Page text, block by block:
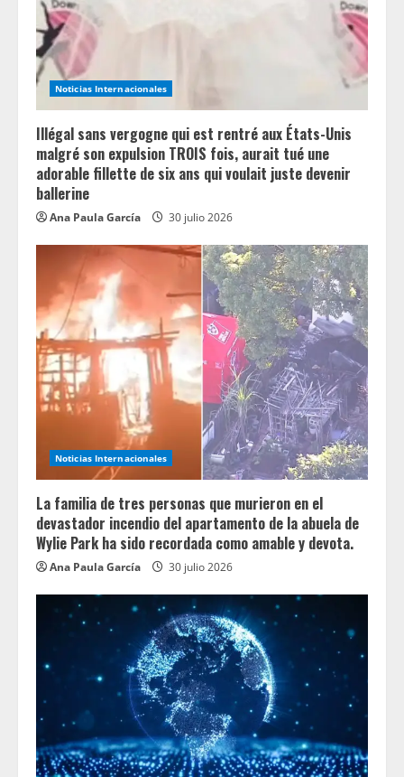
Noticias Internacionales
Illégal sans vergogne qui est rentré aux États-Unis
malgré son expulsion TROIS fois, aurait tué une
adorable fillette de six ans qui voulait juste devenir
ballerine
Ana Paula García 30 julio 2026
Noticias Internacionales
La familia de tres personas que murieron en el
devastador incendio del apartamento de la abuela de
Wylie Park ha sido recordada como amable y devota.
Ana Paula García 30 julio 2026